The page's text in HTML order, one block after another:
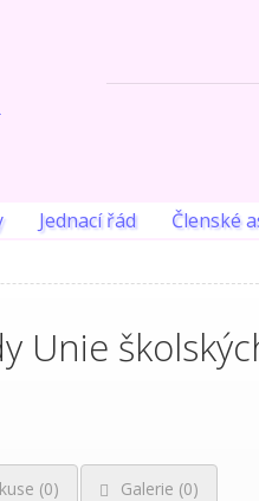
Jednací řád Členské
Unie
(0) Galerie (0)